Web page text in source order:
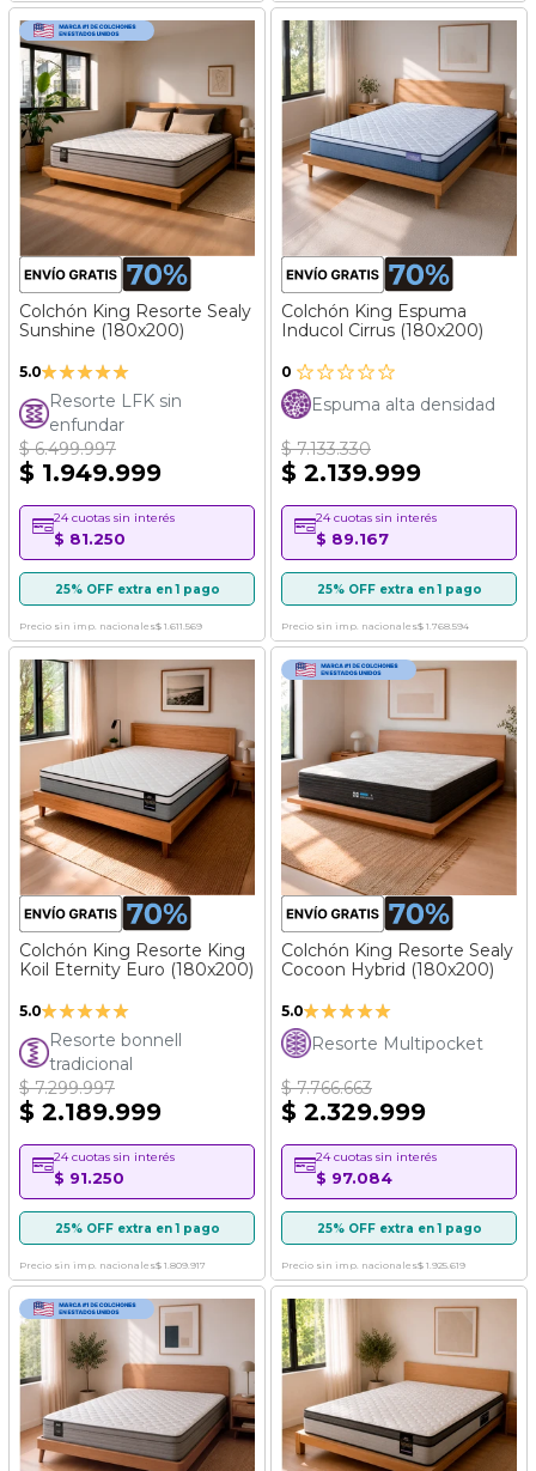
Colchón King Resorte Sealy
Sunshine (180x200)
5.0Valoración:
100%
Resorte LFK sin
enfundar
$ 6.499.997
$ 1.949.999
24 cuotas sin interés
$ 81.250
25% OFF extra en 1 pago
Precio sin imp. nacionales$ 1.611.569
Colchón King Espuma
Inducol Cirrus (180x200)
0
Espuma alta densidad
$ 7.133.330
$ 2.139.999
24 cuotas sin interés
$ 89.167
25% OFF extra en 1 pago
Precio sin imp. nacionales$ 1.768.594
Colchón King Resorte King
Koil Eternity Euro (180x200)
5.0Valoración:
100%
Resorte bonnell
tradicional
$ 7.299.997
$ 2.189.999
24 cuotas sin interés
$ 91.250
25% OFF extra en 1 pago
Precio sin imp. nacionales$ 1.809.917
Colchón King Resorte Sealy
Cocoon Hybrid (180x200)
5.0Valoración:
100%
Resorte Multipocket
$ 7.766.663
$ 2.329.999
24 cuotas sin interés
$ 97.084
25% OFF extra en 1 pago
Precio sin imp. nacionales$ 1.925.619